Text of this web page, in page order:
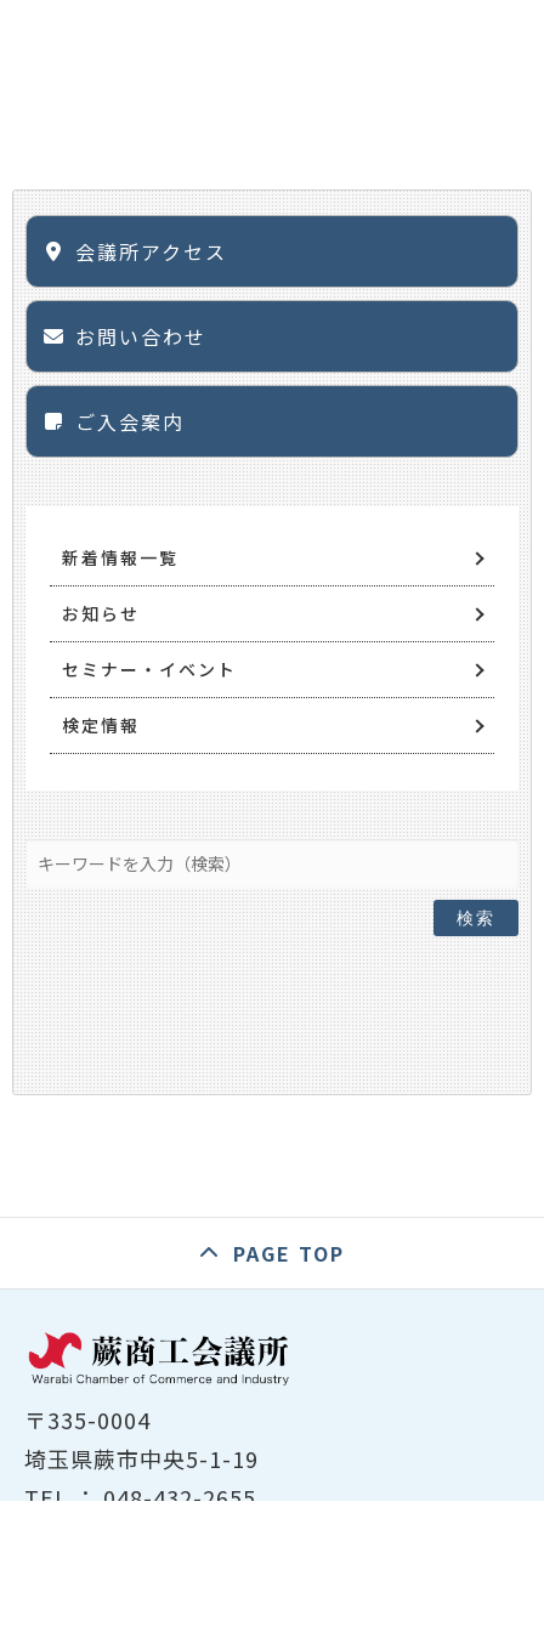
会議所アクセス
お問い合わせ
ご入会案内
新着情報一覧
お知らせ
セミナー・イベント
検定情報
検索
PAGE TOP
〒335-0004
埼玉県蕨市中央5-1-19
TEL ： 048-432-2655